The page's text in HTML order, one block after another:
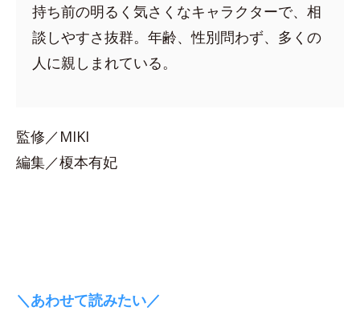
持ち前の明るく気さくなキャラクターで、相
談しやすさ抜群。年齢、性別問わず、多くの
人に親しまれている。
監修／MIKI
編集／榎本有妃
＼あわせて読みたい／